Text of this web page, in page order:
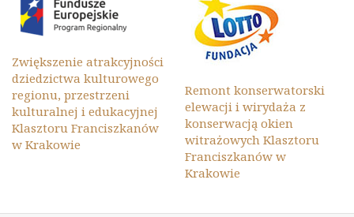
Zwiększenie atrakcyjności
dziedzictwa kulturowego
regionu, przestrzeni
kulturalnej i edukacyjnej
Klasztoru Franciszkanów
w Krakowie
Remont konserwatorski
elewacji i wirydaża z
konserwacją okien
witrażowych Klasztoru
Franciszkanów w
Krakowie